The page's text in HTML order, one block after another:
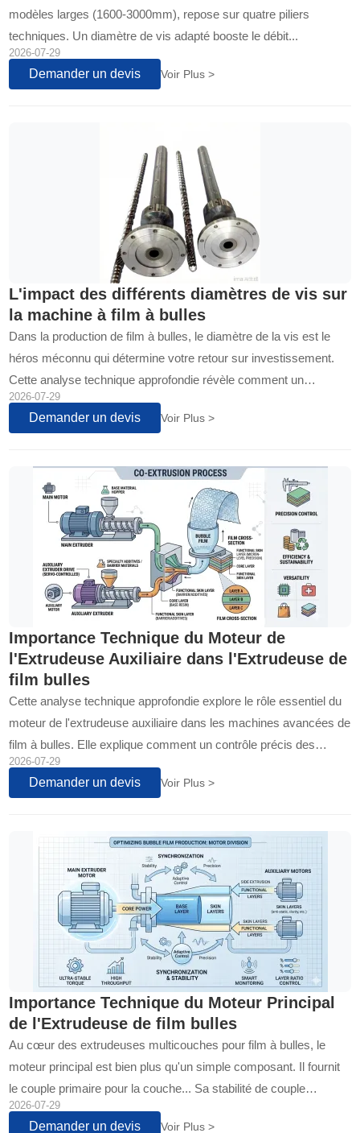
modèles larges (1600-3000mm), repose sur quatre piliers
techniques. Un diamètre de vis adapté booste le débit...
2026-07-29
Demander un devis Voir Plus >
L'impact des différents diamètres de vis sur
la machine à film à bulles
Dans la production de film à bulles, le diamètre de la vis est le
héros méconnu qui détermine votre retour sur investissement.
Cette analyse technique approfondie révèle comment un
dimensionnement stratégique, des lignes de 1600 mm à 3000
mm, transforme la qualité de la production et la rentabilité.
2026-07-29
Demander un devis Voir Plus >
Importance Technique du Moteur de
l'Extrudeuse Auxiliaire dans l'Extrudeuse de
film bulles
Cette analyse technique approfondie explore le rôle essentiel du
moteur de l'extrudeuse auxiliaire dans les machines avancées de
film à bulles. Elle explique comment un contrôle précis des
couches fonctionnelles se traduit directement par des
performances produit supérieures, une efficacité opérationnelle et
2026-07-29
Demander un devis Voir Plus >
Importance Technique du Moteur Principal
de l'Extrudeuse de film bulles
Au cœur des extrudeuses multicouches pour film à bulles, le
moteur principal est bien plus qu'un simple composant. Il fournit
le couple primaire pour la couche... Sa stabilité de couple
détermine la régularité du débit de matière fondue, l'épaisseur du
2026-07-29
Demander un devis Voir Plus >